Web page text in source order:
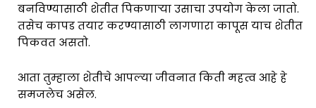
बनविण्यासाठी शेतीत पिकणाऱ्या उसाचा उपयोग केला जातो.
तसेच कापड तयार करण्यासाठी लागणारा कापूस याच शेतीत
पिकवत असतो.
आता तुम्हाला शेतीचे आपल्या जीवनात किती महत्व आहे हे
समजलेच असेल.